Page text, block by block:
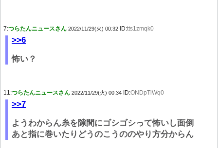
7:つらたんニュースさん 2022/11/29(火) 00:32 ID:tts1zmqk0
>>6
怖い？
11:つらたんニュースさん 2022/11/29(火) 00:34 ID:ONDpTiWq0
>>7
ようわからん糸を隙間にゴシゴシって怖いし面倒
あと指に巻いたりどうのこうののやり方分からん